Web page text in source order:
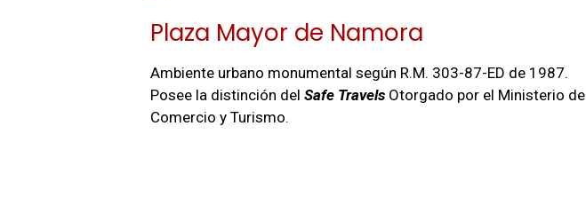
Plaza Mayor de Namora
Ambiente urbano monumental según R.M. 303-87-ED de 1987.
Posee la distinción del Safe Travels Otorgado por el Ministerio de
Comercio y Turismo.